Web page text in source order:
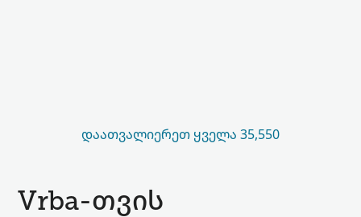
ᲓᲐᲐᲗᲕᲐᲚᲘᲔᲠᲔᲗ ᲧᲕᲔᲚᲐ 35,550
Vrba-თვის